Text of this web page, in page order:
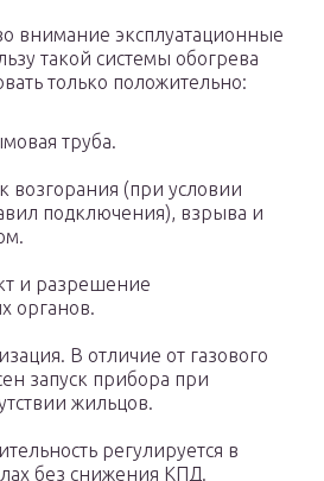
внимание эксплуатационные
такой системы обогрева
только положительно:
труба.
возгорания (при условии
подключения), взрыва и
и разрешение
органов.
В отличие от газового
запуск прибора при
жильцов.
регулируется в
без снижения КПД.